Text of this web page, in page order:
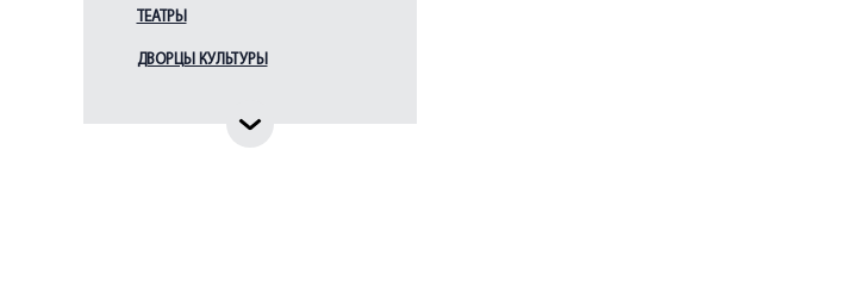
Собор во имя
Чудотворца (в память
Живоначальной Троицы
лейб-гвардии
ТЕАТРЫ
ДВОРЦЫ КУЛЬТУРЫ